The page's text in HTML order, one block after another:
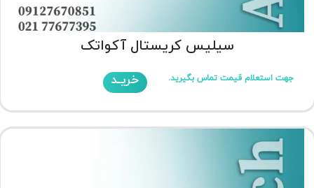
سیلیس کریستال آکواتک
جهت استعلام قیمت تماس بگیرید. خریـد